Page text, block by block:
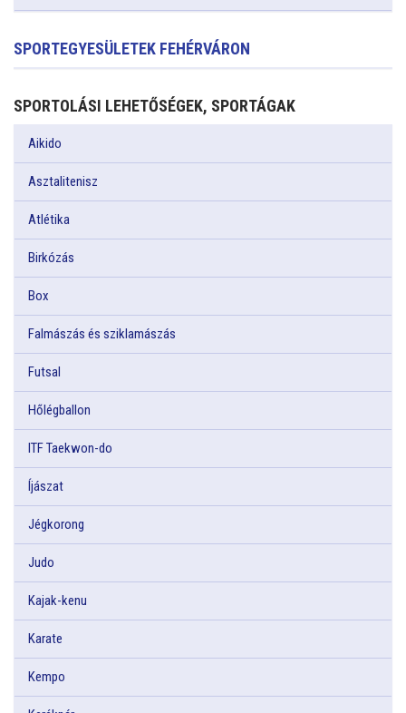
SPORTEGYESÜLETEK FEHÉRVÁRON
SPORTOLÁSI LEHETŐSÉGEK, SPORTÁGAK
Aikido
Asztalitenisz
Atlétika
Birkózás
Box
Falmászás és sziklamászás
Futsal
Hőlégballon
ITF Taekwon-do
Íjászat
Jégkorong
Judo
Kajak-kenu
Karate
Kempo